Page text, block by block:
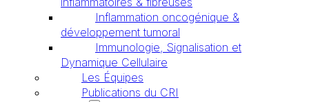
Inflammation oncogénique &
développement tumoral
Immunologie, Signalisation et
Dynamique Cellulaire
Les Équipes
Publications du CRI